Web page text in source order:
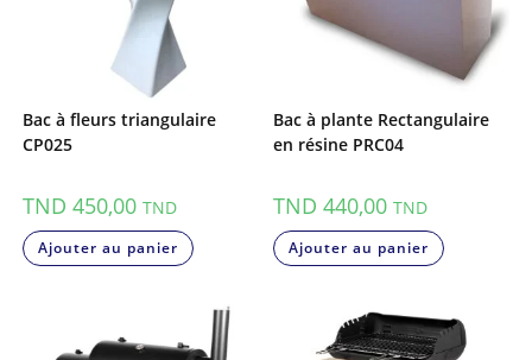
Bac à fleurs triangulaire
CP025
TND 450,00 TND
Ajouter au panier
Bac à plante Rectangulaire
en résine PRC04
TND 440,00 TND
Ajouter au panier